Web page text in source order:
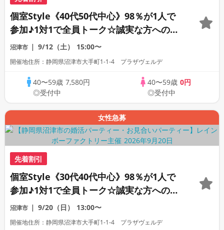
個室Style《40代50代中心》98％が1人で
参加♪1対1で全員トーク☆誠実な方への婚
活パーティー
沼津市 9/12（土） 15:00〜
開催地住所：静岡県沼津市大手町1-1-4 プラザヴェルデ
40〜59歳 7,580円
◎受付中
40〜59歳 0円
◎受付中
女性急募
先着割引
個室Style《30代40代中心》98％が1人で
参加♪1対1で全員トーク☆誠実な方への婚
活パーティー
沼津市 9/20（日） 13:00〜
開催地住所：静岡県沼津市大手町1-1-4 プラザヴェルデ